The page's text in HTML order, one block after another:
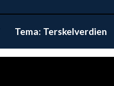
Tema: Terskelverdien